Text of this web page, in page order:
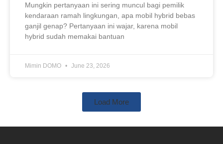
Mungkin pertanyaan ini sering muncul bagi pemilik
kendaraan ramah lingkungan, apa mobil hybrid bebas
ganjil genap? Pertanyaan ini wajar, karena mobil
hybrid sudah memakai bantuan
Mimin DOMO June 23, 2026
Load More